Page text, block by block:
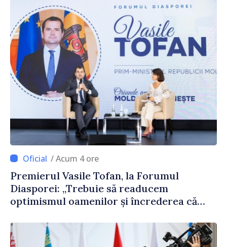
/ Acum 4 ore
Premierul Vasile Tofan, la Forumul
Diasporei: „Trebuie să readucem
optimismul oamenilor și încrederea că
corectă”